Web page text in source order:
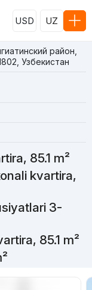
USD UZ
район,
Узбекистан
85.1 m²
kvartira,
3-
85.1 m²